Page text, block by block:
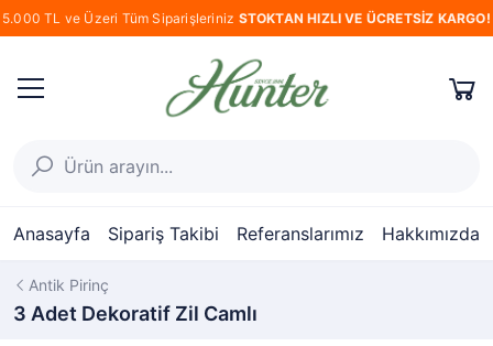
5.000 TL ve Üzeri Tüm Siparişleriniz STOKTAN HIZLI VE ÜCRETSİZ KARGO!
Anasayfa Sipariş Takibi Referanslarımız Hakkımızda
Antik Pirinç
3 Adet Dekoratif Zil Camlı